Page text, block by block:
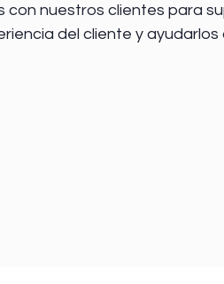
con nuestros clientes para
del cliente y